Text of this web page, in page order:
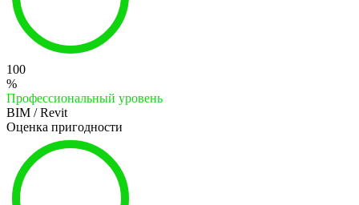
100
%
Профессиональный уровень
BIM / Revit
Оценка пригодности